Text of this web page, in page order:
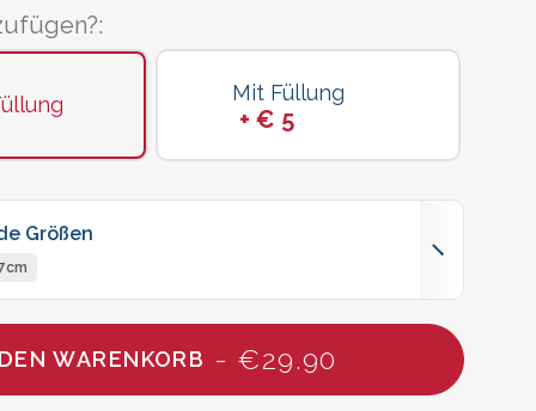
Mit Füllung
+ € 5
Größen
WARENKORB - €29.90